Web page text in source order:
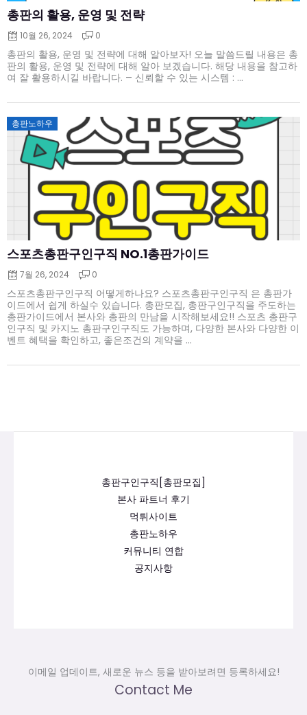
총판의 활용, 운영 및 전략
10월 26, 2024 0
총판의 활용, 운영 및 전략에 대해 알아보자! 오늘 말씀드릴 내용은 총
판의 활용, 운영 및 전략에 대해 알아 보겠습니다. 해당 내용을 참고하
여 잘 활용하시길 바랍니다. – 신뢰할 수 있는 시스템 : ...
총판노하우
스포츠총판구인구직 NO.1총판가이드
Posted
on
7월 26, 2024 0
스포츠총판구인구직 어떻게하나요? 스포츠총판구인구직 은 총판가
이드에서 쉽게 하실수 있습니다. 총판모집, 총판구인구직을 주도하는
총판가이드에서 본사와 총판의 만남을 시작해보세요!! 스포츠 총판구
인구직 및 카지노 총판구인구직도 가능하며, 다양한 본사와 다양한 이
벤트 혜택을 확인하고, 좋은조건의 계약을 ...
총판구인구직[총판모집]
본사 파트너 후기
먹튀사이트
총판노하우
커뮤니티 연합
공지사항
이메일 업데이트, 새로운 뉴스 등을 받아보려면 등록하세요!
Contact Me